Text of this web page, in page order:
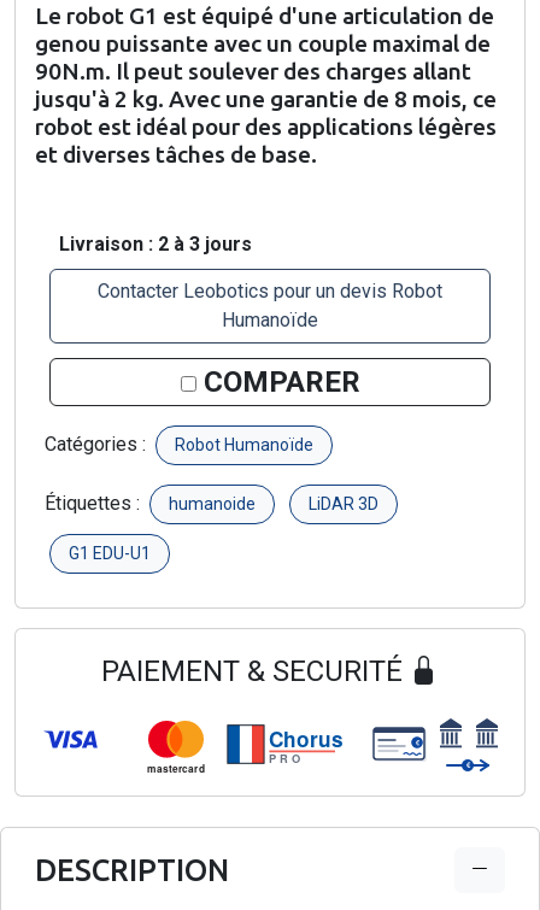
Le robot G1 est équipé d'une articulation de
genou puissante avec un couple maximal de
90N.m. Il peut soulever des charges allant
jusqu'à 2 kg. Avec une garantie de 8 mois, ce
robot est idéal pour des applications légères
et diverses tâches de base.
Livraison : 2 à 3 jours
Contacter Leobotics pour un devis Robot
Humanoïde
COMPARER
Catégories : Robot Humanoïde
Étiquettes : humanoide LiDAR 3D
G1 EDU-U1
PAIEMENT & SECURITÉ
mastercard
Chorus
PRO
€
€
DESCRIPTION